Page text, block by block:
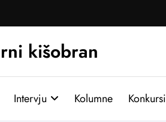
kišobran
Intervju Kolumne Konkursi